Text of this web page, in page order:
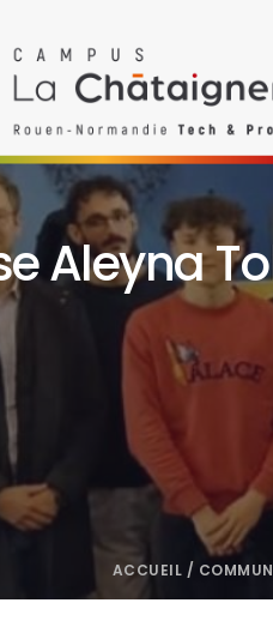
ACCUEIL /
Aleyna